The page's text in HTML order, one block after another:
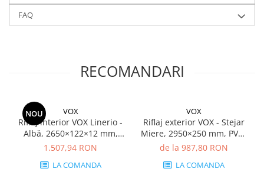
FAQ
RECOMANDARI
NOU VOX
Riflaj interior VOX Linerio -
Albă, 2650×122×12 mm,
Polistiren Extrudat XPS, 5.17
1.507,94 RON
LA COMANDA
VOX
Riflaj exterior VOX - Stejar
Miere, 2950×250 mm, PVC-
U, 7.74 mp/cutie (10 bucăți)
de la 987,80 RON
LA COMANDA